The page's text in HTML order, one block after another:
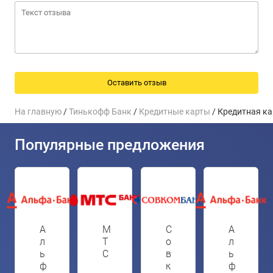
На главную /Тинькофф Банк / Кредитные карты / Кредитная
Популярные предложения
А
л
ь
ф
М
Т
С
С
о
в
к
А
л
ь
ф